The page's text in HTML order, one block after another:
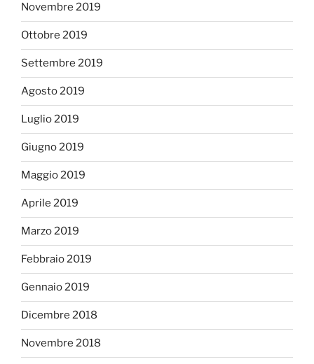
Novembre 2019
Ottobre 2019
Settembre 2019
Agosto 2019
Luglio 2019
Giugno 2019
Maggio 2019
Aprile 2019
Marzo 2019
Febbraio 2019
Gennaio 2019
Dicembre 2018
Novembre 2018